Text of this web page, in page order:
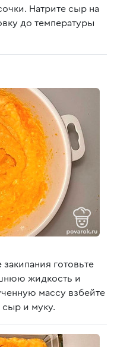
Натрите сыр на
до температуры
готовьте
жидкость и
массу взбейте
сыр и муку.